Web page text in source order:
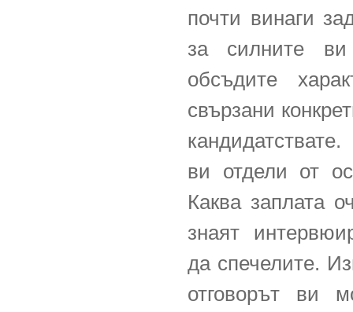
почти винаги
за силните
обсъдите
свързани
ви отдели от
Каква заплата
знаят
да спечелите.
отговорът ви